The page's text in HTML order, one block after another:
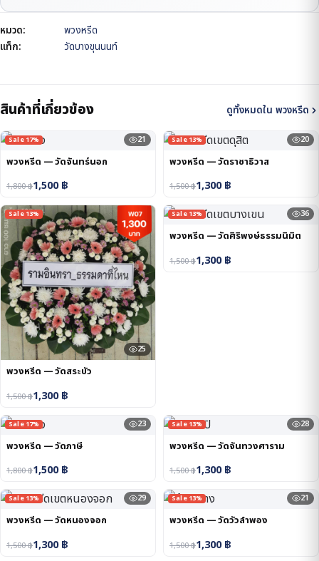
หมวด:
พวงหรีด
แท็ก:
วัดบางขุนนนท์
สินค้าที่เกี่ยวข้อง ดูทั้งหมดใน พวงหรีด
Sale 17% 21
พวงหรีด — วัดจันทร์นอก
1,800฿1,500฿
Sale 13% 20
พวงหรีด — วัดราชาธิวาส
1,500฿1,300฿
Sale 13%
25
พวงหรีด — วัดสระบัว
1,500฿1,300฿
Sale 13% 36
พวงหรีด — วัดศิริพงษ์ธรรมนิมิต
1,500฿1,300฿
Sale 17% 23
พวงหรีด — วัดภาษี
1,800฿1,500฿
Sale 13% 28
พวงหรีด — วัดจันทวงศาราม
1,500฿1,300฿
Sale 13% 29
พวงหรีด — วัดหนองจอก
1,500฿1,300฿
Sale 13% 21
พวงหรีด — วัดวัวลำพอง
1,500฿1,300฿